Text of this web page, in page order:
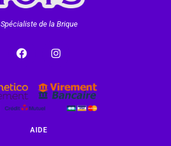
Spécialiste de la Brique
AIDE